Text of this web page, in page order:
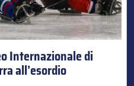
Internazionale di
all’esordio